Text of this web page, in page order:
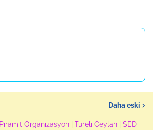
Daha eski
Piramit Organizasyon Türeli Ceylan
SED